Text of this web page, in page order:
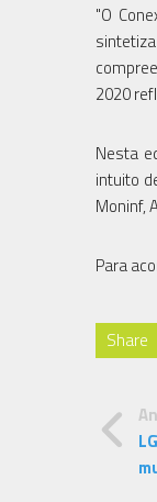
"O
2020
Nesta
intuito
Moninf,
Para
Share